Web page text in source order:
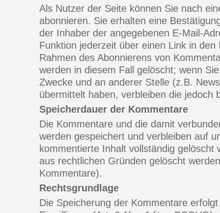
Als Nutzer der Seite können Sie nach
abonnieren. Sie erhalten eine
der Inhaber der angegebenen E-Mail-
Funktion jederzeit über einen Link in
Rahmen des Abonnierens von
werden in diesem Fall gelöscht; wenn
Zwecke und an anderer Stelle (z.B.
übermittelt haben, verbleiben die jedoch
Speicherdauer der Kommentare
Die Kommentare und die damit
werden gespeichert und verbleiben auf
kommentierte Inhalt vollständig gelöscht
aus rechtlichen Gründen gelöscht
Kommentare).
Rechtsgrundlage
Die Speicherung der Kommentare